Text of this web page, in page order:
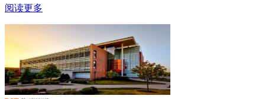
阅读更多